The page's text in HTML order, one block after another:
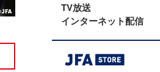
TV放送
インターネット配信